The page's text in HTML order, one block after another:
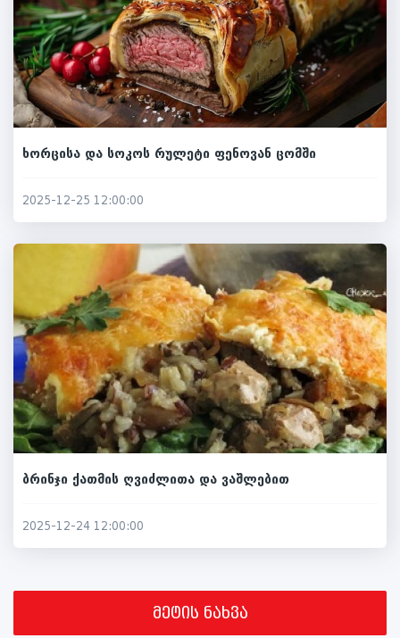
ხორცისა და სოკოს რულეტი ფენოვან ცომში
2025-12-25 12:00:00
ბრინჯი ქათმის ღვიძლითა და ვაშლებით
2025-12-24 12:00:00
მეტის ნახვა